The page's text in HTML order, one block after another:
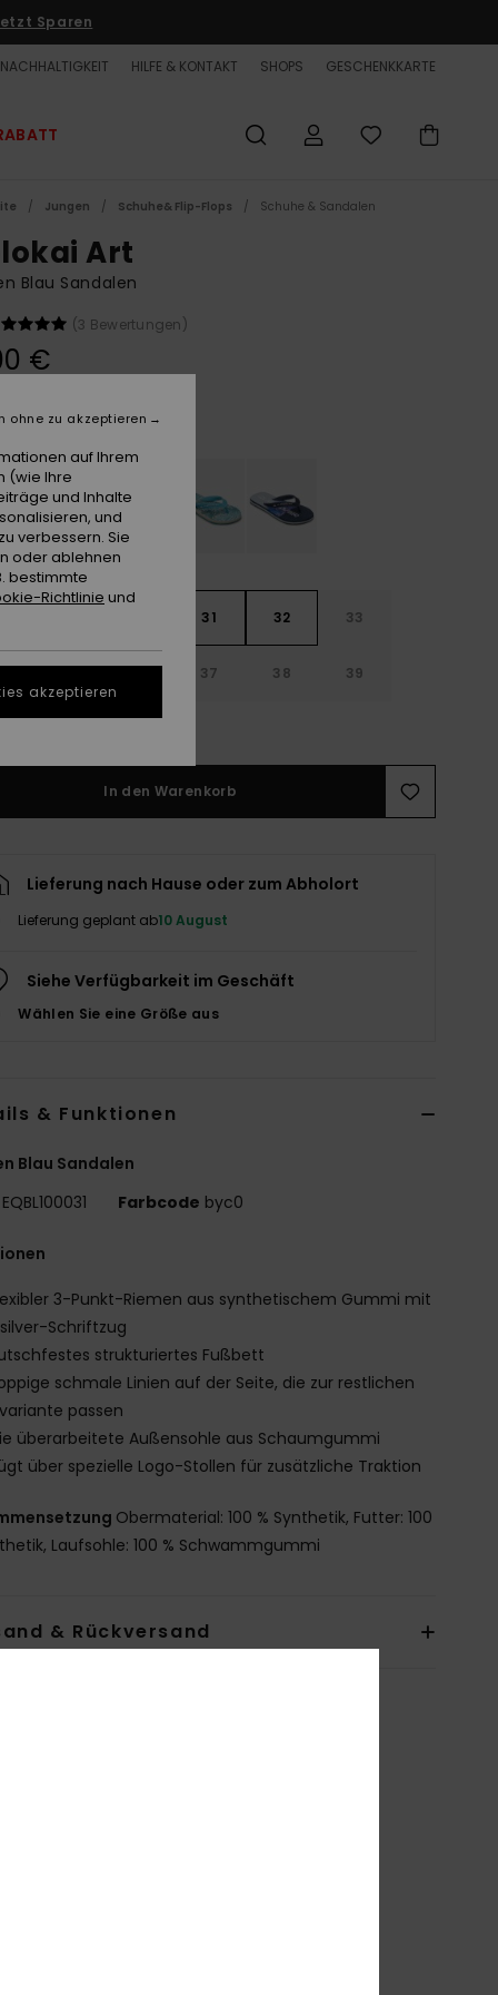
Sparen
NACHHALTIGKEIT HILFE & KONTAKT SHOPS GESCHENKKARTE
Jungen Schuhe& Flip-Flops Schuhe & Sandalen
Art
Blau Sandalen
(3 Bewertungen)
€
Monaco Blue
31 32 33
37 38 39
In den Warenkorb
Lieferung nach Hause oder zum Abholort
Lieferung geplant ab10 August
Siehe Verfügbarkeit im Geschäft
Wählen Sie eine Größe aus
& Funktionen
Blau Sandalen
EQBL100031 Farbcode byc0
3-Punkt-Riemen aus synthetischem Gummi mit
Schriftzug
strukturiertes Fußbett
schmale Linien auf der Seite, die zur restlichen
passen
überarbeitete Außensohle aus Schaumgummi
über spezielle Logo-Stollen für zusätzliche Traktion
Obermaterial: 100 % Synthetik, Futter: 100
Laufsohle: 100 % Schwammgummi
& Rückversand
auf Ihrem
(wie Ihre
und Inhalte
und
verbessern. Sie
oder ablehnen
bestimmte
Richtlinie und
ohne zu akzeptieren
akzeptieren